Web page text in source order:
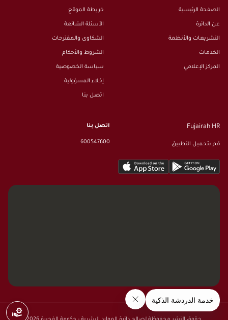
الصفحة الرئيسية
عن الدائرة
التشريعات والأنظمة
الخدمات
المركز الإعلامي
خريطة الموقع
الأسئلة الشائعة
الشكاوى والمقترحات
الشروط والأحكام
سياسة الخصوصية
إخلاء المسؤولية
اتصل بنا
اتصل بنا
600547600
Fujairah HR
قم بتحميل التطبيق